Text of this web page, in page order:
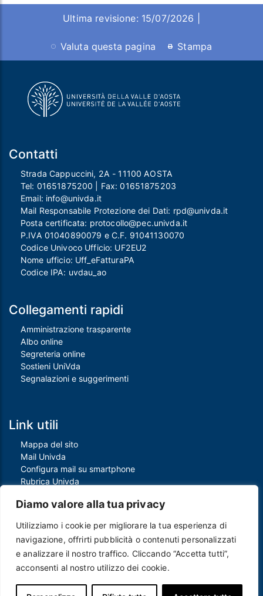
Diamo valore alla tua privacy
Utilizziamo i cookie per migliorare la tua esperienza di
navigazione, offrirti pubblicità o contenuti personalizzati
e analizzare il nostro traffico. Cliccando “Accetta tutti”,
acconsenti al nostro utilizzo dei cookie.
Ultima revisione: 15/07/2026 |
Valuta questa pagina Stampa
Contatti
Strada Cappuccini, 2A - 11100 AOSTA
Tel: 01651875200 | Fax:01651875203
Email: info@univda.it
Mail Responsabile Protezione dei Dati: rpd@univda.it
Posta certificata: protocollo@pec.univda.it
P.IVA 01040890079 e C.F. 91041130070
Codice Univoco Ufficio: UF2EU2
Nome ufficio: Uff_eFatturaPA
Codice IPA: uvdau_ao
Collegamenti rapidi
Amministrazione trasparente
Albo online
Segreteria online
Sostieni UniVda
Segnalazioni e suggerimenti
Link utili
Mappa del sito
Mail Univda
Configura mail su smartphone
Rubrica Univda
Piè di pagina
Crediti
Note legali
Contatti
Privacy e Cookie policy